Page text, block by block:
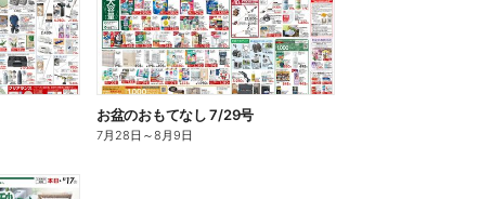
お盆のおもてなし 7/29号
7月28日 ～8月9日